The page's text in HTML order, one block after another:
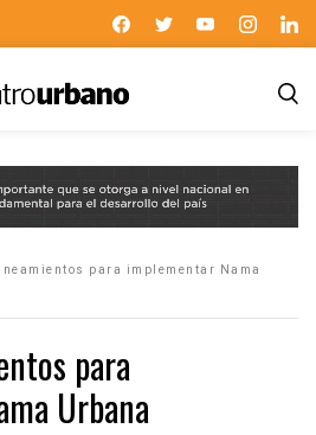
para implementar Nama
para
Urbana